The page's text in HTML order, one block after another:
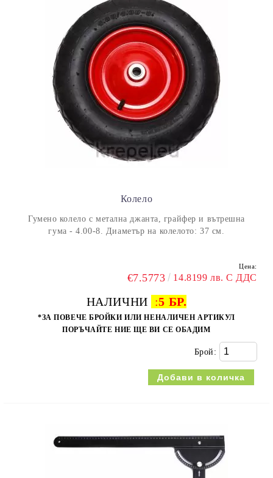
Колело
Гумено колело с метална джанта, грайфер и вътрешна
гума - 4.00-8. Диаметър на колелото: 37 см.
Цена:
€7.5773 14.8199 лв. С ДДС
НАЛИЧНИ :5 БР.
*ЗА ПОВЕЧЕ БРОЙКИ ИЛИ НЕНАЛИЧЕН АРТИКУЛ
ПОРЪЧАЙТЕ НИЕ ЩЕ ВИ СЕ ОБАДИМ
Брой: